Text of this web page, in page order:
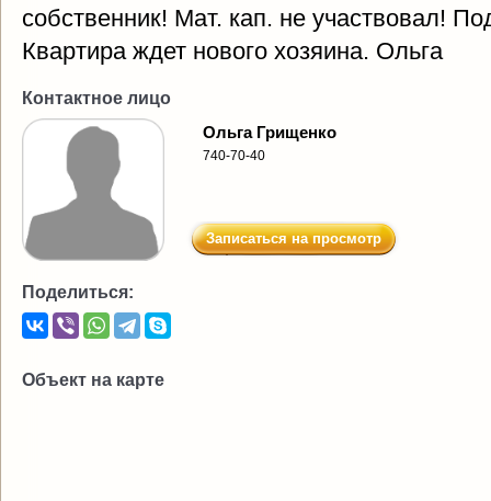
собственник! Мат. кап. не участвовал!
Квартира ждет нового хозяина. Ольга
Контактное лицо
Ольга Грищенко
740-70-40
Записаться на просмотр
Поделиться:
Объект на карте